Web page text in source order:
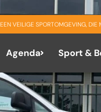
EEN VEILIGE SPORTOMGEVING, DIE
Agenda Sport &